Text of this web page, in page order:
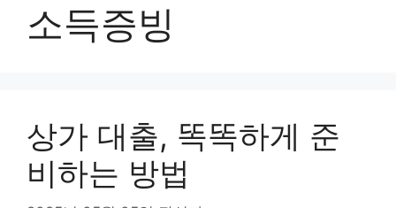
소득증빙
상가 대출, 똑똑하게 준
비하는 방법